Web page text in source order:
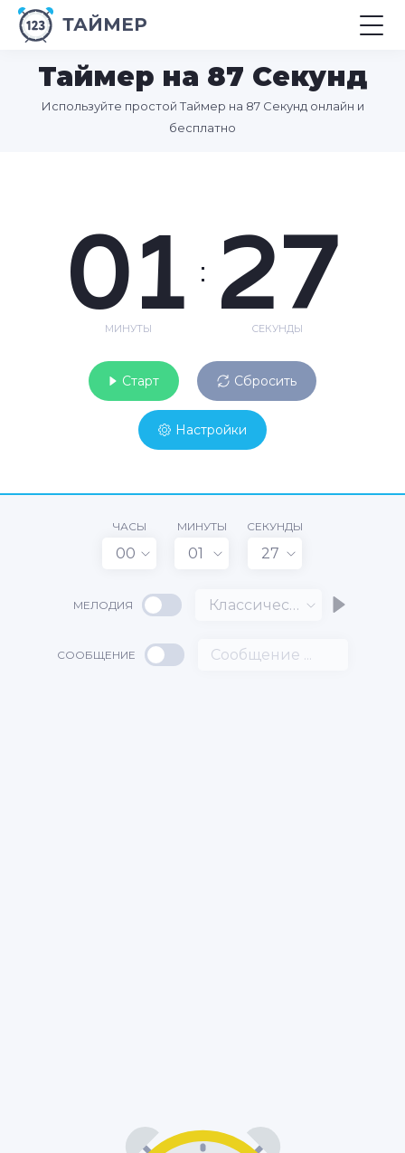
ТАЙМЕР
Таймер на 87 Секунд
Используйте простой Таймер на 87 Секунд онлайн и
бесплатно
01
МИНУТЫ
: 27
СЕКУНДЫ
Старт Сбросить
Настройки
ЧАСЫ
00
МИНУТЫ
01
СЕКУНДЫ
27
МЕЛОДИЯ Классический
СООБЩЕНИЕ